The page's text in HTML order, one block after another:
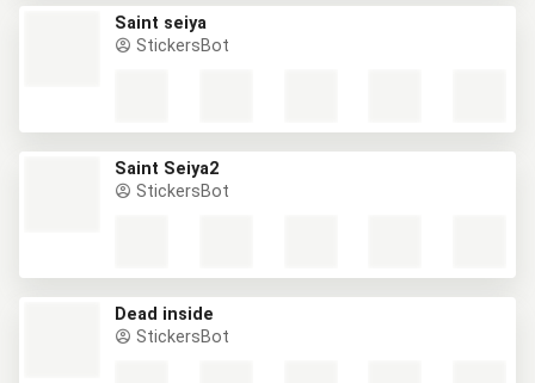
Saint seiya
StickersBot
Saint Seiya2
StickersBot
Dead inside
StickersBot